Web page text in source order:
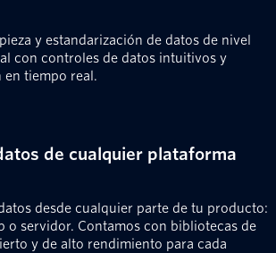
y estandarización de datos de nivel
con controles de datos intuitivos y
en tiempo real.
de cualquier plataforma
desde cualquier parte de tu producto:
o servidor. Contamos con bibliotecas de
y de alto rendimiento para cada